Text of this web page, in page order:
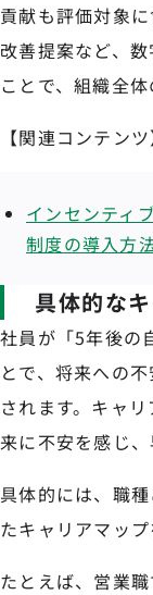
貢献も評価対象
改善提案など、
ことで、組織全体
【関連コンテンツ
インセンティ
制度の導入方
具体的な
社員が「5年後の
とで、将来への
されます。キャ
来に不安を感じ
具体的には、職
たキャリアマップ
たとえば、営業